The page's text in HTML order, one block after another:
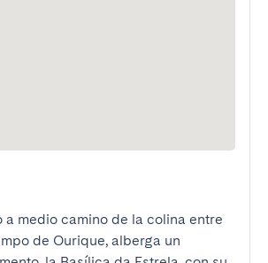
a medio camino de la colina entre
de Ourique, alberga un